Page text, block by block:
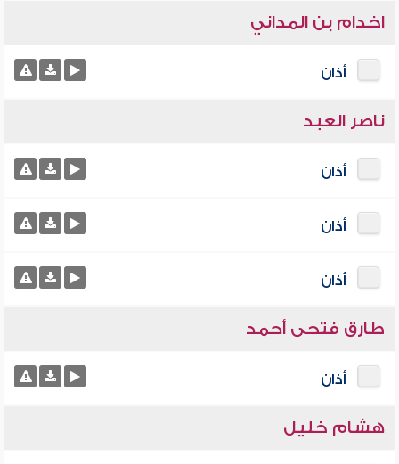
اخدام بن المداني
أذان
ناصر العبد
أذان
أذان
أذان
طارق فتحى أحمد
أذان
هشام خليل